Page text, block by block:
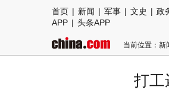
首页 | 新闻 | 军事 | 文史 | 政
APP | 头条APP
当前位置： 新
打工